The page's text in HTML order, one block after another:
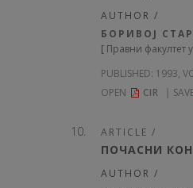
AUTHOR /
БОРИВОЈ
[ Правни факултет
PUBLISHED: 1993,
OPEN
CIR
ARTICLE /
ПОЧАСНИ
AUTHOR /